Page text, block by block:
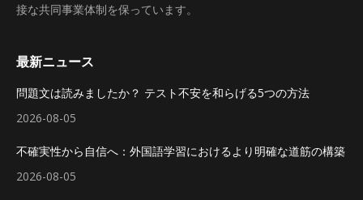
接な共同事業体制を保っています。
最新ニュース
問題文は読みましたか？ テスト不安を和らげる5つの方法
2026-08-05
不確実性から自信へ：外国語学習におけるより明確な道筋の構築
2026-08-05